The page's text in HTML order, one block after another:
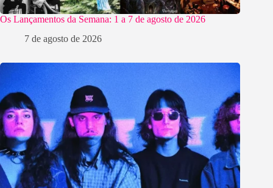
Os Lançamentos da Semana: 1 a 7 de agosto de 2026
7 de agosto de 2026